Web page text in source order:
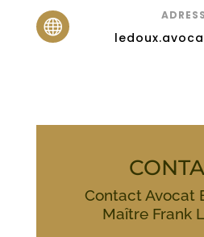

Contact Avocat
Maître Frank